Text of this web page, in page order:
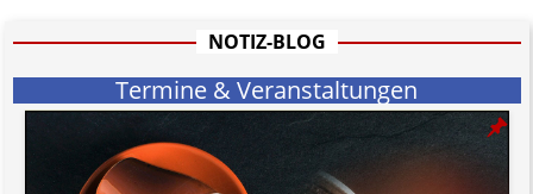
Bitte beachten Sie in dem Zusammenhang auch unsereAGB.
NOTIZ-BLOG
Termine & Veranstaltungen